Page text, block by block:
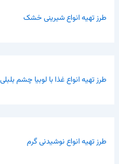
طرز تهیه انواع شیرینی خشک
طرز تهیه انواع غذا با لوبیا چشم بلبلی
طرز تهیه انواع نوشیدنی گرم